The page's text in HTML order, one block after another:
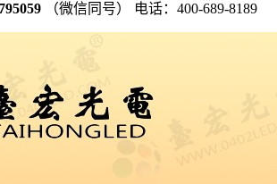
（微信同号） 电话：400-689-8189